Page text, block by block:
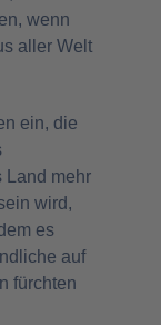
wenn
aller Welt
ein, die
Land mehr
wird,
es
auf
fürchten